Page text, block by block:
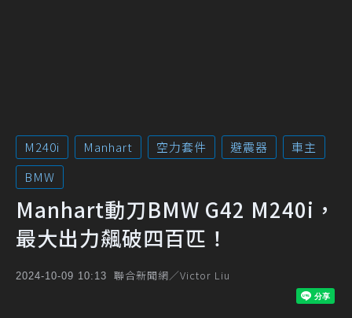
M240i Manhart 空力套件 避震器
車主
BMW
Manhart動刀BMW G42 M240i，
最大出力飆破四百匹！
2024-10-09 10:13 聯合新聞網／Victor Liu